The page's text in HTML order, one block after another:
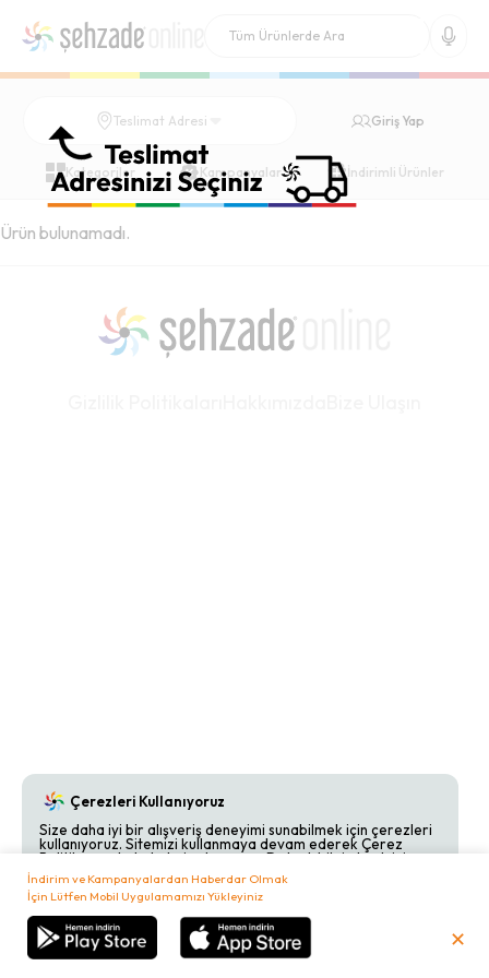
İndirim ve Kampanyalardan Haberdar Olmak
İçin Lütfen Mobil Uygulamamızı Yükleyiniz
✕
Sepetim 0,00
Teslimat Adresi Giriş Yap
Kategoriler Kampanyalar İndirimli Ürünler
Ürün bulunamadı.
Çerezleri Kullanıyoruz
Size daha iyi bir alışveriş deneyimi sunabilmek için çerezleri
kullanıyoruz. Sitemizi kullanmaya devam ederek Çerez
Politikamızı kabul etmiş olursunuz. Detaylı bilgi almak için
Çerez Politikamızı
inceleyebilirsiniz.
Kabul Et